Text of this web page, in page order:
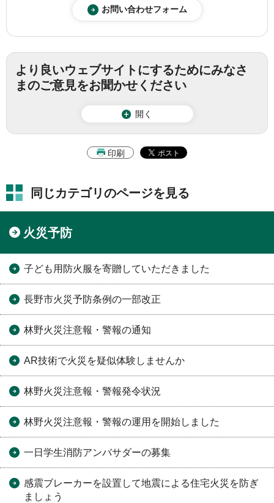
より良いウェブサイトにするためにみなさ
まのご意見をお聞かせください
開く
印刷
同じカテゴリのページを見る
火災予防
子ども用防火服を寄贈していただきました
長野市火災予防条例の一部改正
林野火災注意報・警報の通知
AR技術で火災を疑似体験しませんか
林野火災注意報・警報発令状況
林野火災注意報・警報の運用を開始しました
一日学生消防アンバサダーの募集
感震ブレーカーを設置して地震による住宅火災を防ぎ
ましょう